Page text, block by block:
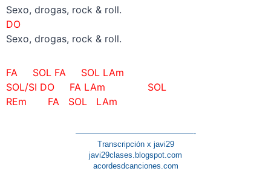
Sexo, drogas, rock & roll.
DO
Sexo, drogas, rock & roll.
FA SOL FA SOL LAm
SOL/SI DO FA LAm SOL
REm FA SOL LAm
———————————————-
Transcripción x javi29
javi29clases.blogspot.com
acordesdcanciones.com